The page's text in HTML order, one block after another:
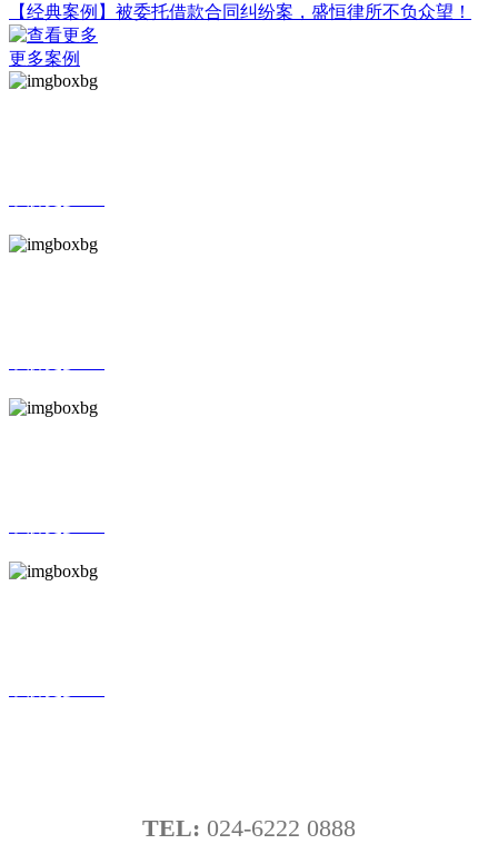
【经典案例】被委托借款合同纠纷案，盛恒律所不负众望！
更多案例
TEL: 024-6222 0888